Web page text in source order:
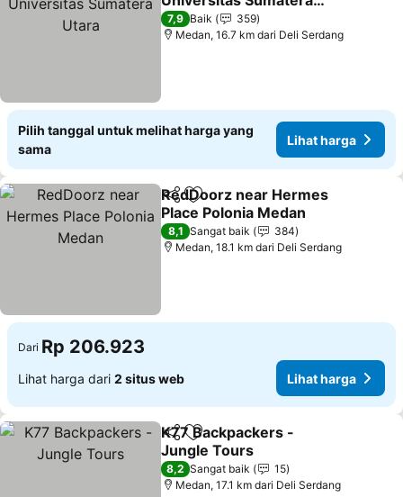
Utara
Lihat harga
7,9 Baik
359
Medan, 16.7 km dari Deli Serdang
Pilih tanggal untuk melihat harga yang
sama
Lihat harga
BagikanTambahkan ke favorit
RedDoorz near Hermes
Place Polonia Medan
Lihat harga
8,1 Sangat baik
384
Medan, 18.1 km dari Deli Serdang
Dari Rp 206.923
Lihat harga dari 2 situs web Lihat harga
BagikanTambahkan ke favorit
K77 Backpackers -
Jungle Tours
Lihat harga
8,2 Sangat baik
15
Medan, 17.1 km dari Deli Serdang